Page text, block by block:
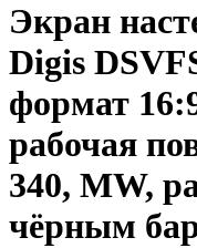
Экран
Digis
формат
рабочая
340, MW,
чёрным